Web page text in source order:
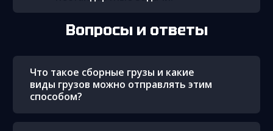
Вопросы и ответы
Что такое сборные грузы и какие
виды грузов можно отправлять этим
способом?